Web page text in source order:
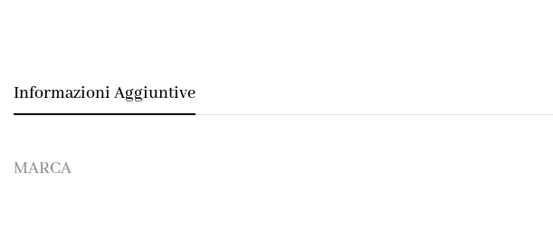
Informazioni Aggiuntive
MARCA